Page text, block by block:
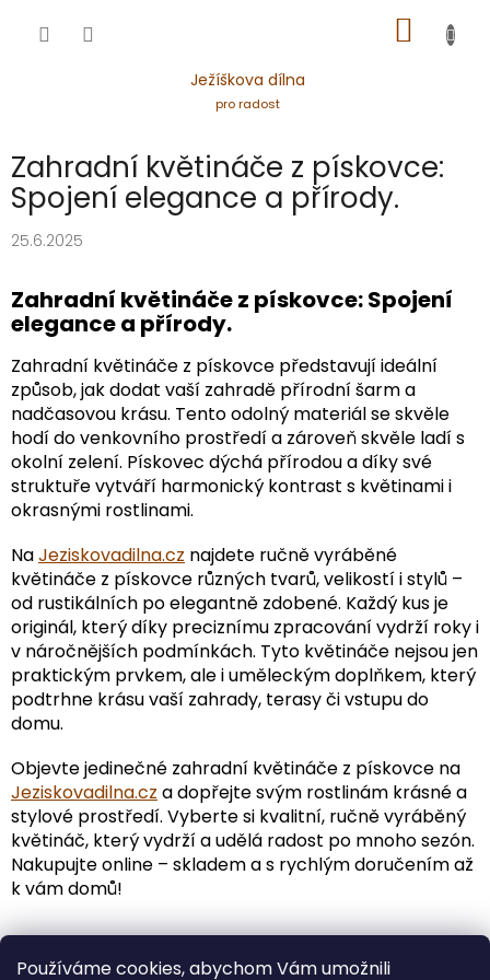
Používáme cookies, abychom Vám umožnili
Ježíškova dílna
pro radost
KOŠÍK
Zahradní květináče z pískovce:
Spojení elegance a přírody.
25.6.2025
Zahradní květináče z pískovce: Spojení
elegance a přírody.
Zahradní květináče z pískovce představují ideální
způsob, jak dodat vaší zahradě přírodní šarm a
nadčasovou krásu. Tento odolný materiál se skvěle
hodí do venkovního prostředí a zároveň skvěle ladí s
okolní zelení. Pískovec dýchá přírodou a díky své
struktuře vytváří harmonický kontrast s květinami i
okrasnými rostlinami.
NaJeziskovadilna.cz najdete ručně vyráběné
květináče z pískovce různých tvarů, velikostí i stylů –
od rustikálních po elegantně zdobené. Každý kus je
originál, který díky preciznímu zpracování vydrží roky i
v náročnějších podmínkách. Tyto květináče nejsou jen
praktickým prvkem, ale i uměleckým doplňkem, který
podtrhne krásu vaší zahrady, terasy či vstupu do
domu.
Objevte jedinečné zahradní květináče z pískovce na
Jeziskovadilna.cz a dopřejte svým rostlinám krásné a
stylové prostředí. Vyberte si kvalitní, ručně vyráběný
květináč, který vydrží a udělá radost po mnoho sezón.
Nakupujte online – skladem a s rychlým doručením až
k vám domů!